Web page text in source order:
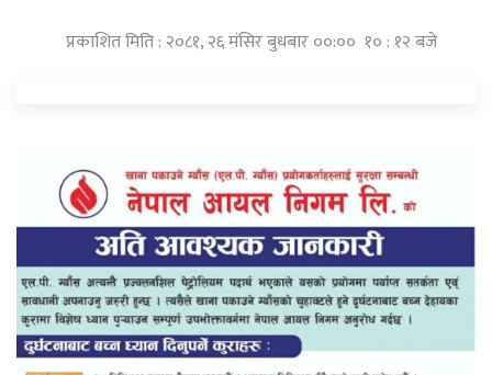
प्रकाशित मिति : २०८१, २६ मंसिर बुधबार ००:०० १० : १२ बजे